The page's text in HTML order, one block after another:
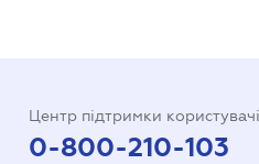
Центр підтримки
0-800-210-103